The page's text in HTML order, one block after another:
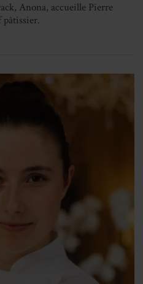
Anona, accueille Pierre
pâtissier.